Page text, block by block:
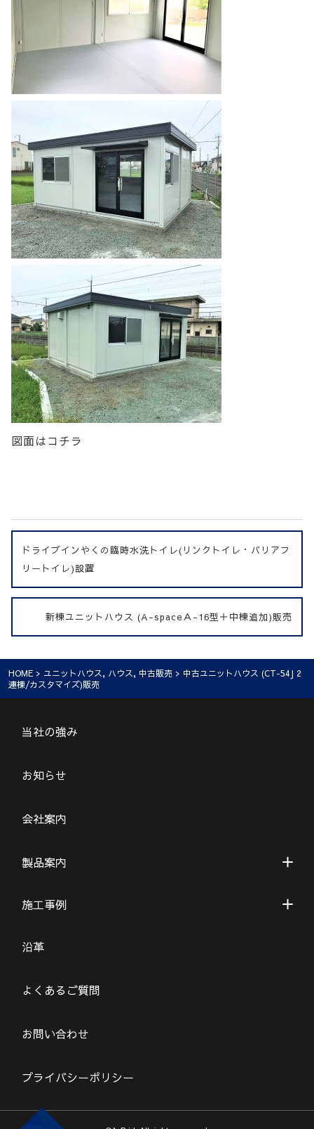
図面はコチラ
ドライブインやくの臨時水洗トイレ(リンクトイレ・バリアフ
リートイレ)設置
新棟ユニットハウス (A-spaceＡ-16型＋中棟追加)販売
HOME > ユニットハウス, ハウス, 中古販売 > 中古ユニットハウス (CT-54J 2
連棟/カスタマイズ)販売
当社の強み
お知らせ
会社案内
製品案内
施工事例
沿革
よくあるご質問
お問い合わせ
プライバシーポリシー